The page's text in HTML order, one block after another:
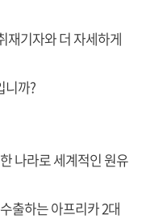
재기자와 더 자세하게
니까?
나라로 세계적인 원유
출하는 아프리카 2대